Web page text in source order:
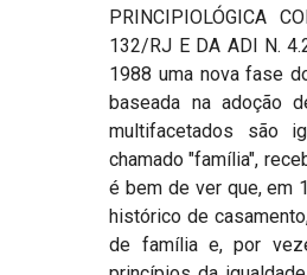
PRINCIPIOLÓGICA
132/RJ E DA ADI N.
1988 uma nova fase
baseada na adoção
multifacetados são
chamado "família",
é bem de ver que, em
histórico de
de família e, por